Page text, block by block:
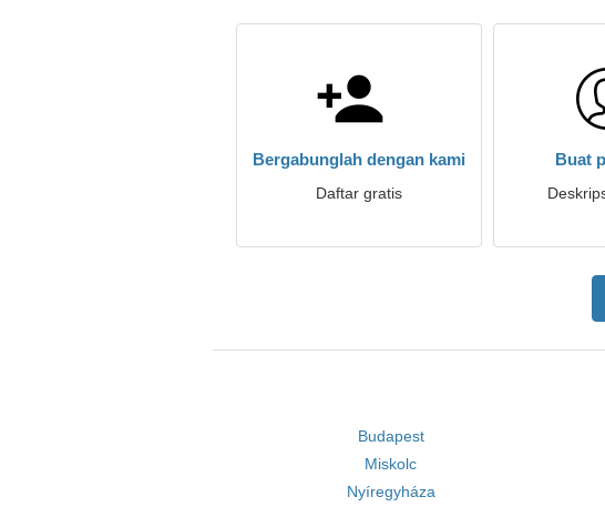
Bergabunglah dengan kami
Daftar gratis
Buat
Budapest
Miskolc
Nyíregyháza